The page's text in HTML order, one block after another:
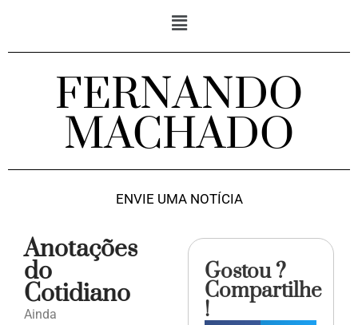
FERNANDO
MACHADO
ENVIE UMA NOTÍCIA
Anotações
do
Cotidiano
Ainda
Gostou ?
Compartilhe
!